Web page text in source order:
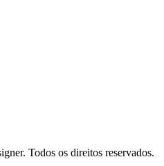
Todos os direitos reservados.